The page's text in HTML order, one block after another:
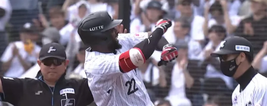
動画
日程・結果
順位表･成績